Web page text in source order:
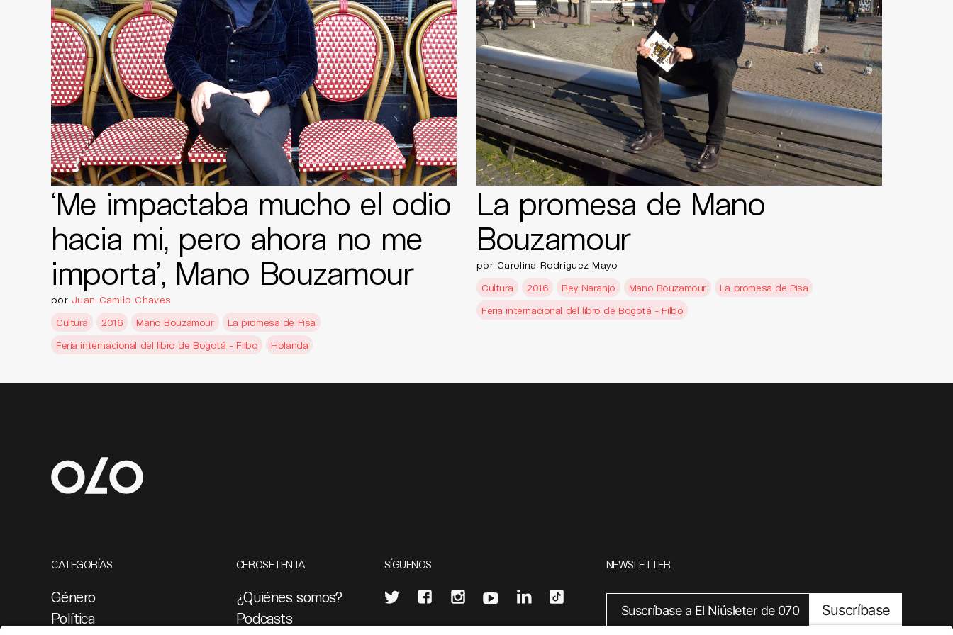
‘Me impactaba mucho el odio
hacia mi, pero ahora no me
importa’, Mano Bouzamour
por Juan Camilo Chaves
Cultura
2016 Mano Bouzamour
La promesa de Pisa
Feria internacional del libro de Bogotá - Filbo
Holanda
La promesa de Mano
Bouzamour
por Carolina Rodríguez Mayo
Cultura
2016 Rey Naranjo Mano Bouzamour
La promesa de Pisa
Feria internacional del libro de Bogotá - Filbo
CATEGORÍAS
Género
Política
CEROSETENTA
¿Quiénes somos?
Podcasts
SÍGUENOS NEWSLETTER
Suscríbase